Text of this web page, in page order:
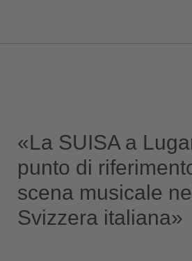
«La SUISA a
punto di
scena musicale
Svizzera italiana»